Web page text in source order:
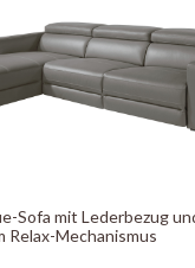
Sofa mit Lederbezug
Relax-Mechanismus